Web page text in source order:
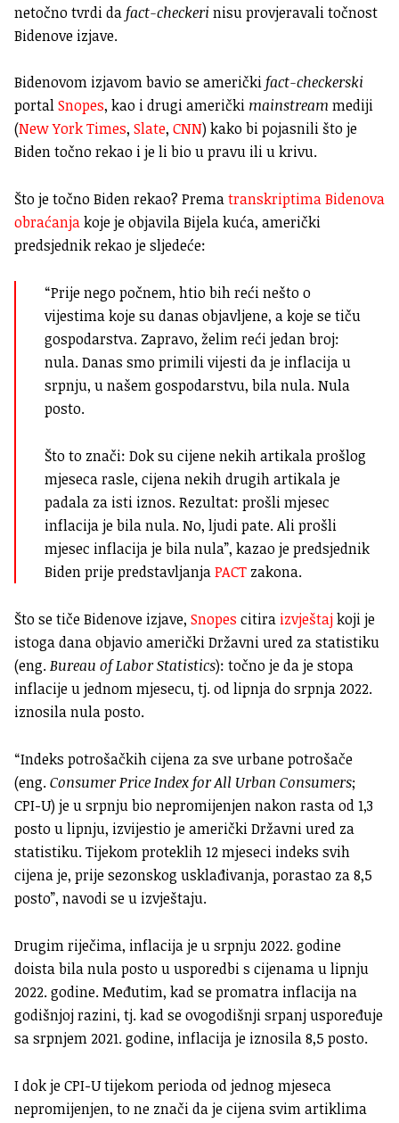
netočno tvrdi dafact-checkeri nisu provjeravali točnost
Bidenove izjave.
Bidenovom izjavom bavio se američkifact-checkerski
portalSnopes, kao i drugi američki mainstream mediji
(New York Times, Slate, CNN) kako bi pojasnili što je
Biden točno rekao i je li bio u pravu ili u krivu.
Što je točno Biden rekao? Prematranskriptima Bidenova
obraćanjakoje je objavila Bijela kuća, američki
predsjednik rekao je sljedeće:
“Prije nego počnem, htio bih reći nešto o
vijestima koje su danas objavljene, a koje se tiču
gospodarstva. Zapravo, želim reći jedan broj:
nula. Danas smo primili vijesti da je inflacija u
srpnju, u našem gospodarstvu, bila nula. Nula
posto.
Što to znači: Dok su cijene nekih artikala prošlog
mjeseca rasle, cijena nekih drugih artikala je
padala za isti iznos. Rezultat: prošli mjesec
inflacija je bila nula. No, ljudi pate. Ali prošli
mjesec inflacija je bila nula”, kazao je predsjednik
Biden prije predstavljanjaPACT zakona.
Što se tiče Bidenove izjave, Snopes citira izvještajkoji je
istoga dana objavio američki Državni ured za statistiku
(eng.Bureau of Labor Statistics): točno je da je stopa
inflacije u jednom mjesecu, tj. od lipnja do srpnja 2022.
iznosila nula posto.
“Indeks potrošačkih cijena za sve urbane potrošače
(eng.Consumer Price Index for All Urban Consumers;
CPI-U) je u srpnju bio nepromijenjen nakon rasta od 1,3
posto u lipnju, izvijestio je američki Državni ured za
statistiku. Tijekom proteklih 12 mjeseci indeks svih
cijena je, prije sezonskog usklađivanja, porastao za 8,5
posto”, navodi se u izvještaju.
Drugim riječima, inflacija je u srpnju 2022. godine
doista bila nula posto u usporedbi s cijenama u lipnju
2022. godine. Međutim, kad se promatra inflacija na
godišnjoj razini, tj. kad se ovogodišnji srpanj uspoređuje
sa srpnjem 2021. godine, inflacija je iznosila 8,5 posto.
I dok je CPI-U tijekom perioda od jednog mjeseca
nepromijenjen, to ne znači da je cijena svim artiklima